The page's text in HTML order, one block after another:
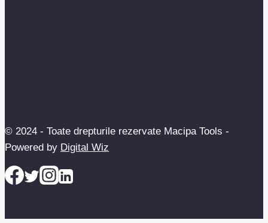
© 2024 - Toate drepturile rezervate Macipa Tools -
Powered by Digital Wiz